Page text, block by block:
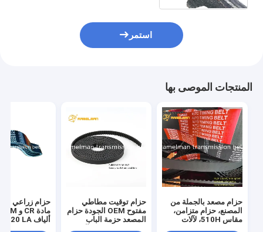
استمر
المنتجات الموصى بها
حزام مصعد بالجملة من
المصنع، حزام متزامن،
مقاس 510H، لآلات
حزام توقيت مطاطي
مفتوح OEM الجودة حزام
المصعد حزمة الباب
حزام زراعي